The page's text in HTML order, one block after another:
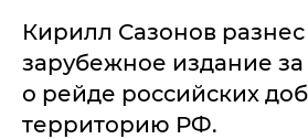
Кирилл Сазонов разнес
зарубежное издание
о рейде российских
территорию РФ.